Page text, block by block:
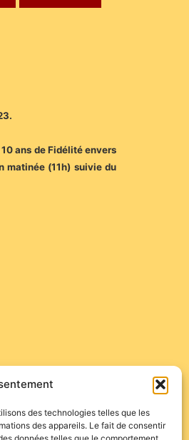
des technologies telles que les
des appareils. Le fait de consentir
ans de Fidélité envers
matinée (11h) suivie du
de même que le